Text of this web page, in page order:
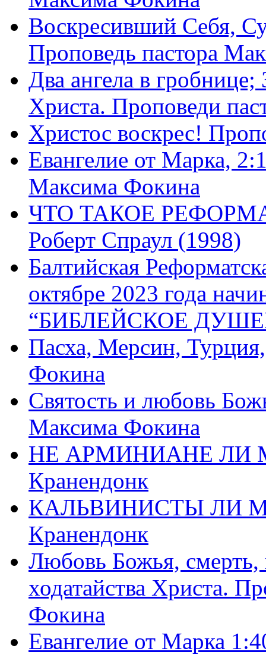
Воскресивший Себя,
Проповедь пастора
Два ангела в
Христа. Проповеди
Христос воскрес!
Евангелие от Марка,
Максима Фокина
ЧТО ТАКОЕ
Роберт Спраул (1998)
Балтийская
октябре 2023 года
“БИБЛЕЙСКОЕ
Пасха, Мерсин,
Фокина
Святость и любовь
Максима Фокина
НЕ АРМИНИАНЕ ЛИ
Кранендонк
КАЛЬВИНИСТЫ ЛИ
Кранендонк
Любовь Божья, смерть,
ходатайства Христа.
Фокина
Евангелие от Марка